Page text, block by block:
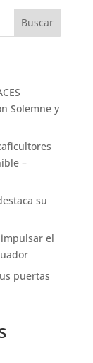
Buscar
Solemne y
–
su
impulsar el
puertas